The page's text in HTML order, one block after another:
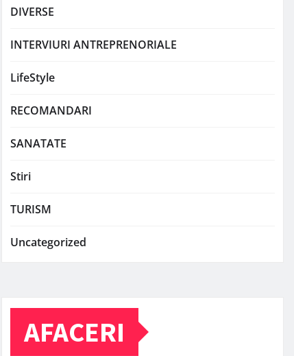
DIVERSE
INTERVIURI ANTREPRENORIALE
LifeStyle
RECOMANDARI
SANATATE
Stiri
TURISM
Uncategorized
AFACERI